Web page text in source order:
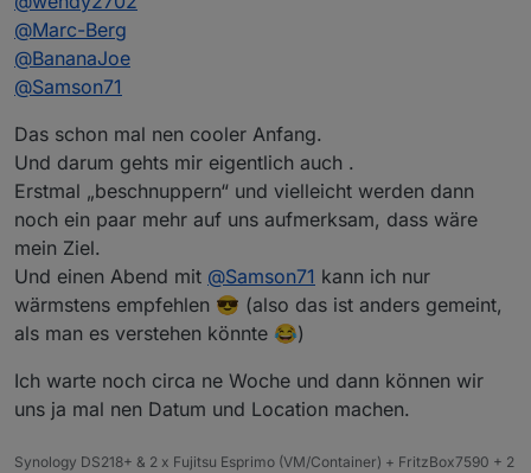
@Marc-Berg
@BananaJoe
@Samson71
Das schon mal nen cooler Anfang.
Und darum gehts mir eigentlich auch .
Erstmal „beschnuppern“ und vielleicht werden dann
noch ein paar mehr auf uns aufmerksam, dass wäre
mein Ziel.
Und einen Abend mit @Samson71 kann ich nur
wärmstens empfehlen 😎 (also das ist anders gemeint,
als man es verstehen könnte 😂)
Ich warte noch circa ne Woche und dann können wir
uns ja mal nen Datum und Location machen.
Synology DS218+ & 2 x Fujitsu Esprimo (VM/Container) + FritzBox7590 + 2